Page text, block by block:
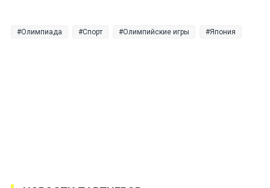
Олимпиада Спорт Олимпийские игры Япония